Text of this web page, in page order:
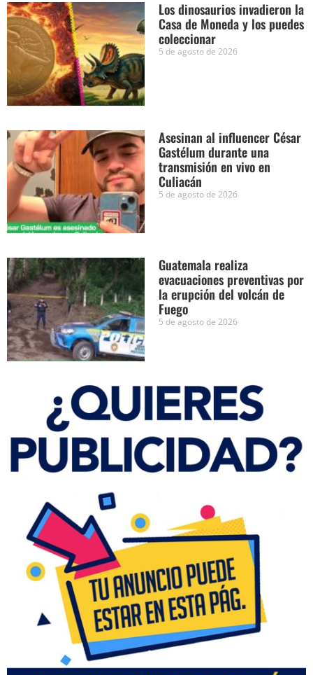
Los dinosaurios invadieron la
Casa de Moneda y los puedes
coleccionar
5 de agosto de 2026
Asesinan al influencer César
Gastélum durante una
transmisión en vivo en
Culiacán
5 de agosto de 2026
Guatemala realiza
evacuaciones preventivas por
la erupción del volcán de
Fuego
5 de agosto de 2026